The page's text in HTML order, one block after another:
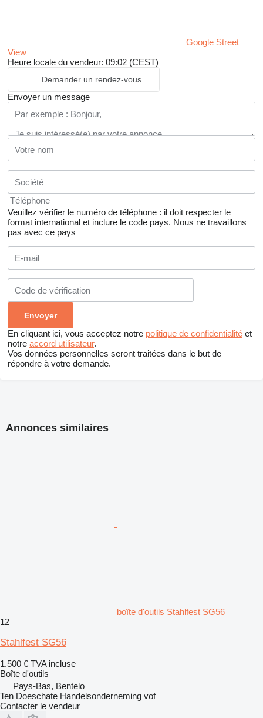
Google Street
View
Heure locale du vendeur: 09:02 (CEST)
Demander un rendez-vous
Envoyer un message
Veuillez vérifier le numéro de téléphone : il doit respecter le
format international et inclure le code pays. Nous ne travaillons
pas avec ce pays
En cliquant ici, vous acceptez notre politique de confidentialité et
notre accord utilisateur.
Vos données personnelles seront traitées dans le but de
répondre à votre demande.
Annonces similaires
boîte d'outils Stahlfest SG56
12
Stahlfest SG56
1.500 € TVA incluse
Boîte d'outils
Pays-Bas, Bentelo
Ten Doeschate Handelsonderneming vof
Contacter le vendeur